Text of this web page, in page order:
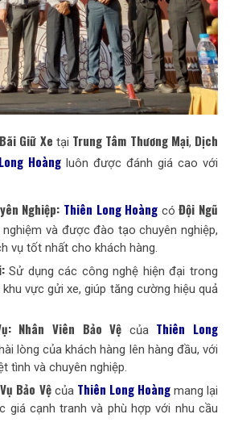
Bãi Giữ Xe tại Trung Tâm Thương Mại, Dịch
Hoàng luôn được đánh giá cao với
Nghiệp: Thiên Long Hoàng cóĐội Ngũ
nghiệm và được đào tạo chuyên nghiệp,
vụ tốt nhất cho khách hàng.
Sử dụng các công nghệ hiện đại trong
vực gửi xe, giúp tăng cường hiệu quả
Nhân Viên Bảo Vệ của Thiên Long
lòng của khách hàng lên hàng đầu, với
tình và chuyên nghiệp.
Bảo Vệcủa Thiên Long Hoàngmang lại
giá cạnh tranh và phù hợp với nhu cầu